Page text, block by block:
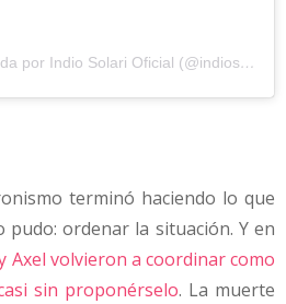
Una publicación compartida por Indio Solari Oficial (@indiosolarioficial)
terminó haciendo lo que
ordenar la situación. Y en
Axel volvieron a coordinar como
sin proponérselo. La muerte